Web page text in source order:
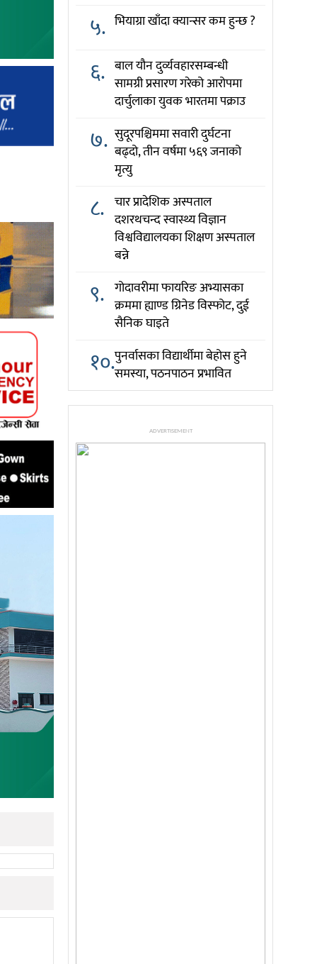
५. भियाग्रा खाँदा क्यान्सर कम हुन्छ ?
६. बाल यौन दुर्व्यवहारसम्बन्धी
सामग्री प्रसारण गरेको आरोपमा
दार्चुलाका युवक भारतमा पक्राउ
७. सुदूरपश्चिममा सवारी दुर्घटना
बढ्दो, तीन वर्षमा ५६९ जनाको
मृत्यु
८. चार प्रादेशिक अस्पताल
दशरथचन्द स्वास्थ्य विज्ञान
विश्वविद्यालयका शिक्षण अस्पताल
बन्ने
९. गोदावरीमा फायरिङ अभ्यासका
क्रममा ह्याण्ड ग्रिनेड विस्फोट, दुई
सैनिक घाइते
१०.पुनर्वासका विद्यार्थीमा बेहोस हुने
समस्या, पठनपाठन प्रभावित
ADVERTISEMENT